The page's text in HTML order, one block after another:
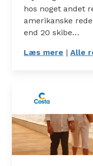
hos noget andet
amerikanske
end 20 skibe…
Læs mere :
| Alle